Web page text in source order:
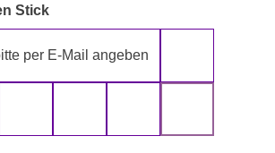
Stickauswählen
per E-Mail angeben